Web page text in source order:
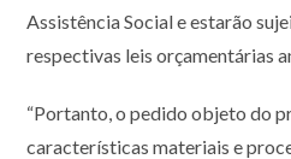
Assistência Social e estarão
respectivas leis orçamentárias
“Portanto, o pedido objeto do
características materiais e